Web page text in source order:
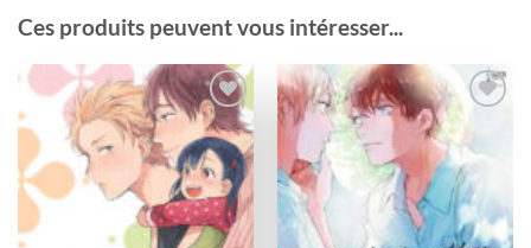
Ces produits peuvent vous intéresser...
Ajouter
à la
wishlist
wishlist